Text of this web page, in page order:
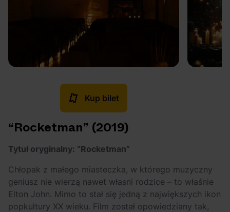
Kup bilet
“Rocketman” (2019)
Tytuł oryginalny: “Rocketman”
Chłopak z małego miasteczka, w którego muzyczny
geniusz nie wierzą nawet własni rodzice – to właśnie
Elton John. Mimo to stał się jedną z największych ikon
popkultury XX wieku. Film został opowiedziany tak,